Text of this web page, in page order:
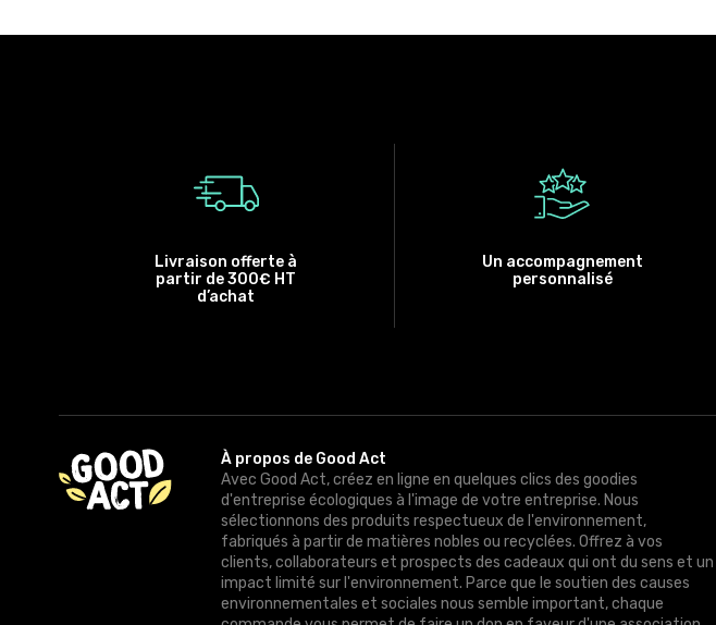
Livraison offerte à
partir de 300€ HT
d’achat
Un accompagnement
personnalisé
À propos de Good Act
Avec Good Act, créez en ligne en quelques clics des goodies
d'entreprise écologiques à l'image de votre entreprise. Nous
sélectionnons des produits respectueux de l'environnement,
fabriqués à partir de matières nobles ou recyclées. Offrez à vos
clients, collaborateurs et prospects des cadeaux qui ont du sens et un
impact limité sur l'environnement. Parce que le soutien des causes
environnementales et sociales nous semble important, chaque